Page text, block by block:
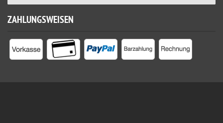
ZAHLUNGSWEISEN